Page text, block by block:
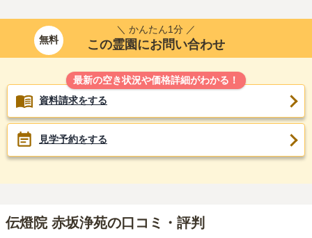
無料
＼ かんたん1分 ／
この霊園にお問い合わせ
最新の空き状況や価格詳細がわかる！
資料請求をする
見学予約をする
伝燈院 赤坂浄苑の口コミ・評判